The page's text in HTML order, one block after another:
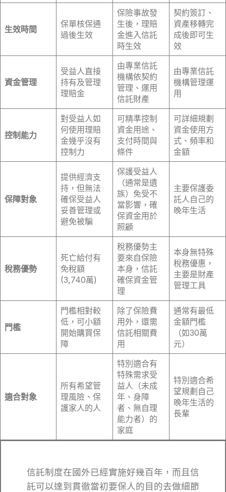
生效時間
保單核保通
過後生效
保險事故發
生後，理賠
金進入信託
時生效
契約簽訂、
資產移轉完
成後即可生
效
資金管理
受益人直接
持有及管理
理賠金
由專業信託
機構依契約
管理、運用
信託財產
由專業信託
機構管理運
用
控制能力
對受益人如
何使用理賠
金幾乎沒有
控制力
可精準控制
資金用途、
支付時間與
條件
可詳細規劃
資金使用方
式、頻率和
金額
保障對象
提供經濟支
持，但無法
確保受益人
妥善管理或
避免被騙
保護受益人
（通常是遺
族）免受不
當影響，確
保資金用於
照顧
主要保護委
託人自己的
晚年生活
稅務優勢
死亡給付有
免稅額
(3,740萬)
稅務優勢主
要來自保險
本身，信託
確保資金管
理
本身無特殊
稅務優惠，
主要是財產
管理工具
門檻
門檻相對較
低，可小額
開始購買保
障
除了保險費
用外，還需
信託相關費
用
通常有最低
金額門檻
（如30萬
元）
適合對象
所有希望管
理風險、保
護家人的人
特別適合有
特殊需求受
益人（未成
年、身障
者、無自理
能力者）的
家庭
特別適合希
望規劃自己
晚年生活的
長輩
信託制度在國外已經實施好幾百年，而且信
託可以達到貫徹當初要保人的目的去做細節